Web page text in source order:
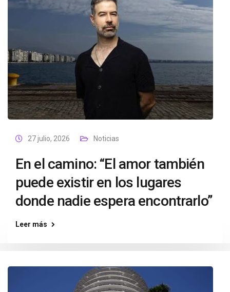
27 julio, 2026 Noticias
En el camino: “El amor también
puede existir en los lugares
donde nadie espera encontrarlo”
Leer más